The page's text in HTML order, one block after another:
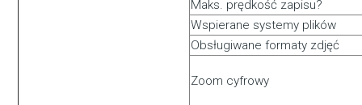
Maks. prędkość zapisu?
Wspierane systemy plików
Obsługiwane formaty zdjęć
Zoom cyfrowy